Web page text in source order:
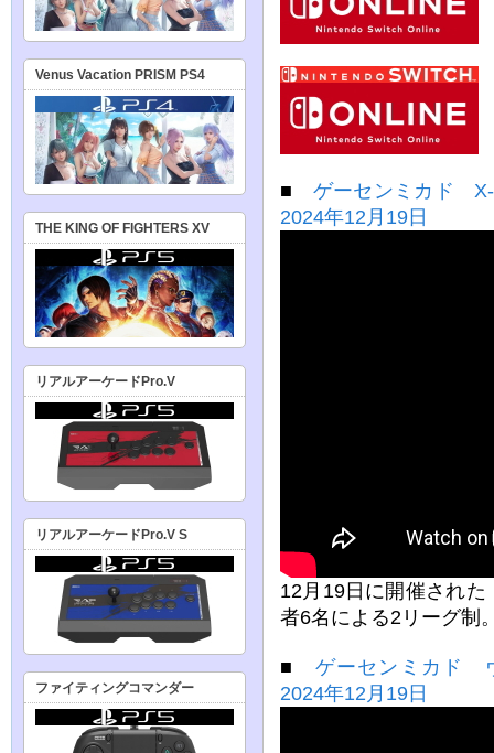
■ ゲーセンミカド
2024年12月19日
12月19日に開催され
者6名による2リーグ制
■ ゲーセンミカド
2024年12月19日
Venus Vacation PRISM PS4
THE KING OF FIGHTERS XV
リアルアーケードPro.V
リアルアーケードPro.V S
ファイティングコマンダー